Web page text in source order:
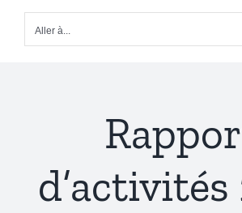
Aller à...
d’activités